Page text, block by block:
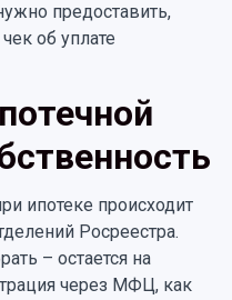
предоставить,
об уплате
ипотеке происходит
Росреестра.
– остается на
через МФЦ, как